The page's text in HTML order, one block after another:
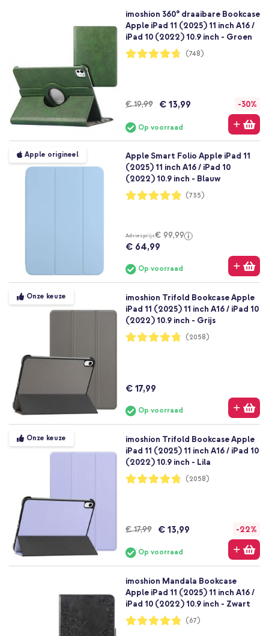
imoshion 360° draaibare Bookcase
Apple iPad 11 (2025) 11 inch A16 /
iPad 10 (2022) 10.9 inch - Groen
Waardering:
94%
(748)
€ 19,99 € 13,99 -30%
Op voorraad
Apple origineel
Apple Smart Folio Apple iPad 11
(2025) 11 inch A16 / iPad 10
(2022) 10.9 inch - Blauw
Waardering:
97%
(735)
Adviesprijs€ 99,99
€ 64,99
Op voorraad
Onze keuze
imoshion Trifold Bookcase Apple
iPad 11 (2025) 11 inch A16 / iPad 10
(2022) 10.9 inch - Grijs
Waardering:
95%
(2058)
€ 17,99
Op voorraad
Onze keuze
imoshion Trifold Bookcase Apple
iPad 11 (2025) 11 inch A16 / iPad 10
(2022) 10.9 inch - Lila
Waardering:
95%
(2058)
€ 17,99 € 13,99 -22%
Op voorraad
imoshion Mandala Bookcase
Apple iPad 11 (2025) 11 inch A16 /
iPad 10 (2022) 10.9 inch - Zwart
Waardering:
96%
(67)